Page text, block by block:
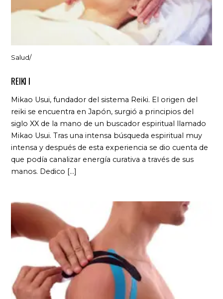
Salud/
REIKI I
Mikao Usui, fundador del sistema Reiki. El origen del
reiki se encuentra en Japón, surgió a principios del
siglo XX de la mano de un buscador espiritual llamado
Mikao Usui. Tras una intensa búsqueda espiritual muy
intensa y después de esta experiencia se dio cuenta de
que podía canalizar energía curativa a través de sus
manos. Dedico […]